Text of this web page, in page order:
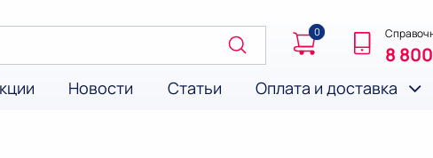
8
Новости Статьи Оплата и доставка